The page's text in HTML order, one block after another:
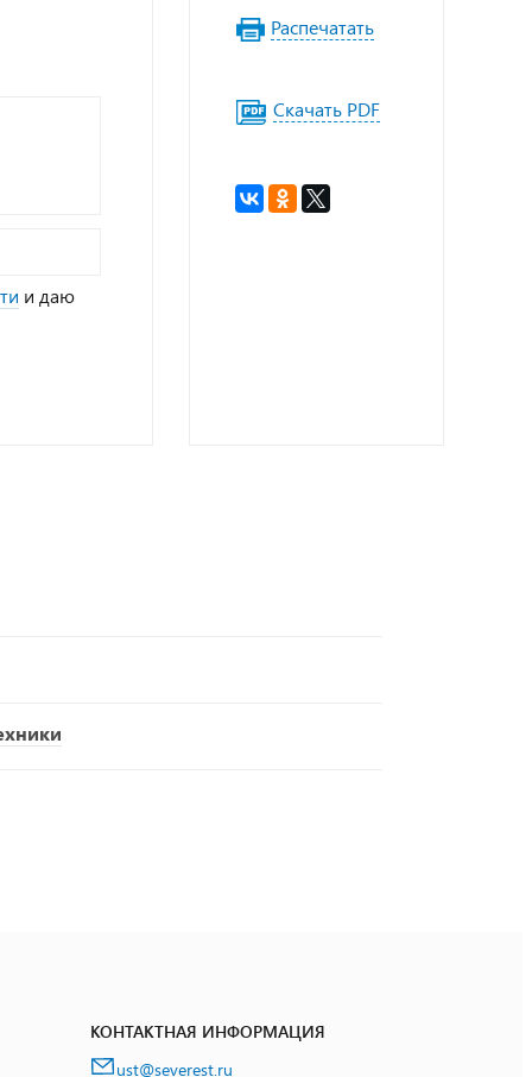
и даю
Распечатать
Скачать PDF
КОНТАКТНАЯ ИНФОРМАЦИЯ
ust@severest.ru